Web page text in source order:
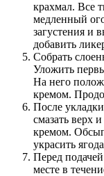
крахмал. Все
медленный
загустения и
добавить
Собрать
Уложить
На него
кремом.
После
смазать верх
кремом.
украсить
Перед
месте в